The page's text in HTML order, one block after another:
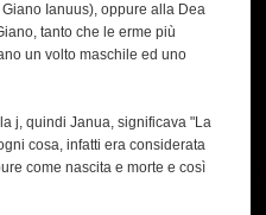
Ianuus), oppure alla Dea
tanto che le erme più
un volto maschile ed uno
j, quindi Janua, significava "La
cosa, infatti era considerata
come nascita e morte e così